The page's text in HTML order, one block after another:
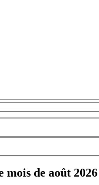
mois de août 2026